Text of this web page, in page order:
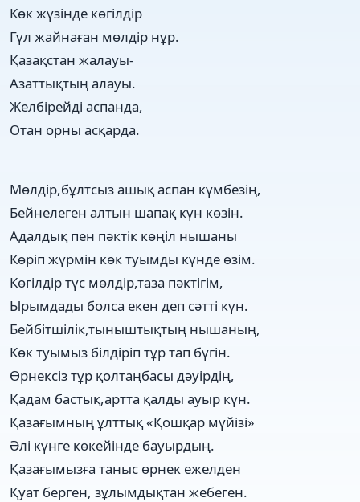
Көк жүзінде көгілдір
Гүл жайнаған мөлдір нұр.
Қазақстан жалауы-
Азаттықтың алауы.
Желбірейді аспанда,
Отан орны асқарда.
Мөлдір,бұлтсыз ашық аспан күмбезің,
Бейнелеген алтын шапақ күн көзін.
Адалдық пен пәктік көңіл нышаны
Көріп жүрмін көк туымды күнде өзім.
Көгілдір түс мөлдір,таза пәктігім,
Ырымдады болса екен деп сәтті күн.
Бейбітшілік,тыныштықтың нышаның,
Көк туымыз білдіріп тұр тап бүгін.
Өрнексіз тұр қолтаңбасы дәуірдің,
Қадам бастық,артта қалды ауыр күн.
Қазағымның ұлттық «Қошқар мүйізі»
Әлі күнге көкейінде бауырдың.
Қазағымызға таныс өрнек ежелден
Қуат берген, зұлымдықтан жебеген.